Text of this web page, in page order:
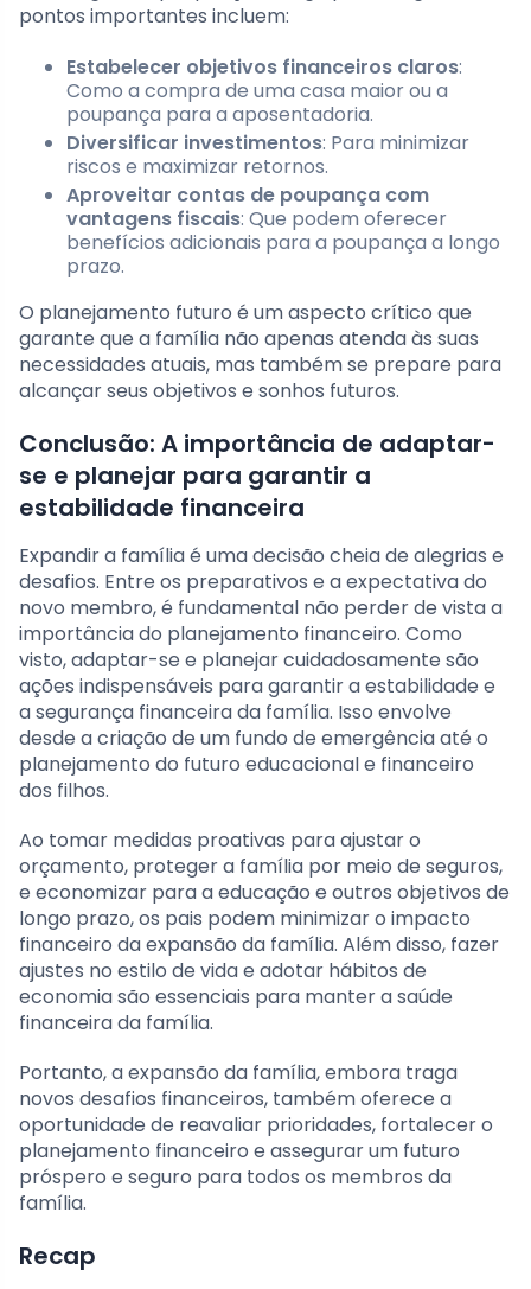
pontos importantes incluem:
Estabelecer objetivos financeiros claros:
Como a compra de uma casa maior ou a
poupança para a aposentadoria.
Diversificar investimentos: Para minimizar
riscos e maximizar retornos.
Aproveitar contas de poupança com
vantagens fiscais: Que podem oferecer
benefícios adicionais para a poupança a longo
prazo.
O planejamento futuro é um aspecto crítico que
garante que a família não apenas atenda às suas
necessidades atuais, mas também se prepare para
alcançar seus objetivos e sonhos futuros.
Conclusão: A importância de adaptar-
se e planejar para garantir a
estabilidade financeira
Expandir a família é uma decisão cheia de alegrias e
desafios. Entre os preparativos e a expectativa do
novo membro, é fundamental não perder de vista a
importância do planejamento financeiro. Como
visto, adaptar-se e planejar cuidadosamente são
ações indispensáveis para garantir a estabilidade e
a segurança financeira da família. Isso envolve
desde a criação de um fundo de emergência até o
planejamento do futuro educacional e financeiro
dos filhos.
Ao tomar medidas proativas para ajustar o
orçamento, proteger a família por meio de seguros,
e economizar para a educação e outros objetivos de
longo prazo, os pais podem minimizar o impacto
financeiro da expansão da família. Além disso, fazer
ajustes no estilo de vida e adotar hábitos de
economia são essenciais para manter a saúde
financeira da família.
Portanto, a expansão da família, embora traga
novos desafios financeiros, também oferece a
oportunidade de reavaliar prioridades, fortalecer o
planejamento financeiro e assegurar um futuro
próspero e seguro para todos os membros da
família.
Recap